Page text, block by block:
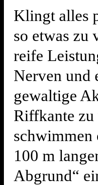
Klingt alles
so etwas zu
reife
Nerven und
gewaltige
Riffkante zu
schwimmen
100 m
Abgrund“